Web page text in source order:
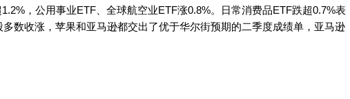
，公用事业ETF、全球航空业ETF涨0.8%。日常消费品ETF跌超0.7%表
数收涨，苹果和亚马逊都交出了优于华尔街预期的二季度成绩单，亚马逊